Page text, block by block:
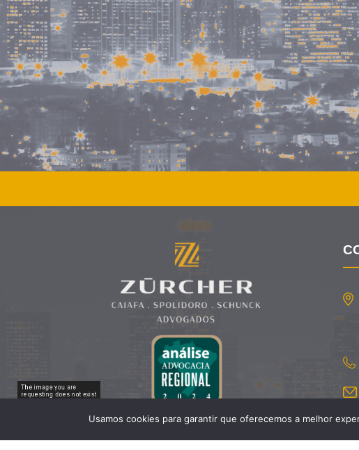
Usamos cookies para garantir que oferecemos a melhor